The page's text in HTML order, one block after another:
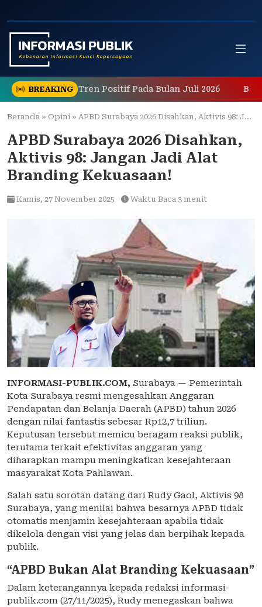
to
content
BREAKINGTren Positif Pada Bulan Juli 2026 Berawal
Beranda » Opini » APBD Surabaya 2026 Disahkan, Aktivis 98: Jangan Jadi Alat Branding Kekuasaan!
APBD Surabaya 2026 Disahkan,
Aktivis 98: Jangan Jadi Alat
Branding Kekuasaan!
Kamis, 27 November 2025 Waktu Baca 3 menit
INFORMASI-PUBLIK.COM, Surabaya — Pemerintah
Kota Surabaya resmi mengesahkan Anggaran
Pendapatan dan Belanja Daerah (APBD) tahun 2026
dengan nilai fantastis sebesar Rp12,7 triliun.
Keputusan tersebut memicu beragam reaksi publik,
terutama terkait efektivitas anggaran yang
diharapkan mampu meningkatkan kesejahteraan
masyarakat Kota Pahlawan.
Salah satu sorotan datang dari Rudy Gaol, Aktivis 98
Surabaya, yang menilai bahwa besarnya APBD tidak
otomatis menjamin kesejahteraan apabila tidak
dikelola dengan visi yang jelas dan berpihak kepada
publik.
“APBD Bukan Alat Branding Kekuasaan”
Dalam keterangannya kepada redaksi informasi-
publik.com (27/11/2025), Rudy menegaskan bahwa